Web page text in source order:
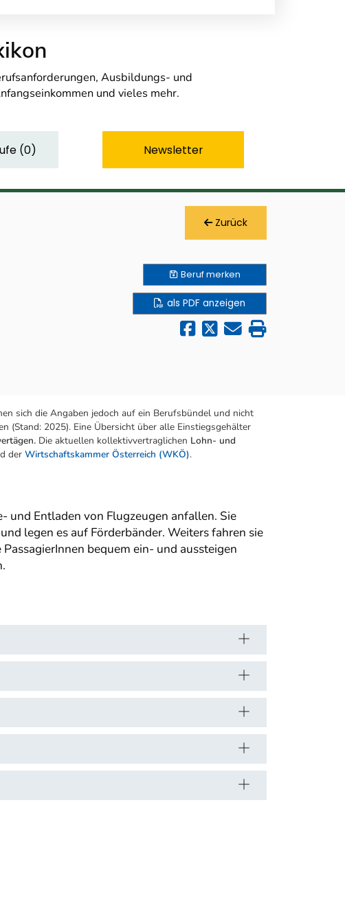
Ausbildungs- und
und vieles mehr.
(0) Newsletter
Zurück
Berufmerken
als PDF anzeigen
sich die Angaben jedoch auf ein Berufsbündel und nicht
(Stand: 2025). Eine Übersicht über alle Einstiegsgehälter
Die aktuellen kollektivvertraglichen Lohn- und
der Wirtschaftskammer Österreich (WKÖ).
und Entladen von Flugzeugen anfallen. Sie
legen es auf Förderbänder. Weiters fahren sie
bequem ein- und aussteigen